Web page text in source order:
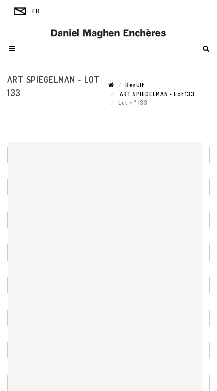
ART SPIEGELMAN - LOT
133
Result
ART SPIEGELMAN - Lot 133
Lot n° 133